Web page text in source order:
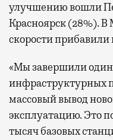
улучшению вошли
Красноярск (28%). В
скорости прибавили
«Мы завершили
инфраструктурных
массовый вывод
эксплуатацию. Это
тысяч базовых